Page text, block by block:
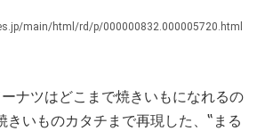
main/html/rd/p/000000832.000005720.html
ナツはどこまで焼きいもになれるの
きいものカタチまで再現した、‟まる